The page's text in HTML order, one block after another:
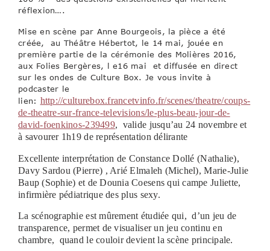
réflexion….
Mise en scène par Anne Bourgeois, la pièce a été
créée, au Théâtre Hébertot, le 14 mai, jouée en
première partie de la cérémonie des Molières 2016,
aux Folies Bergères, l e16 mai et diffusée en direct
sur les ondes de Culture Box. Je vous invite à
podcaster le
lien: http://culturebox.francetvinfo.fr/scenes/theatre/coups-
de-theatre-sur-france-televisions/le-plus-beau-jour-de-
david-foenkinos-239499, valide jusqu’au 24 novembre et
à savourer 1h19 de représentation délirante
Excellente interprétation de Constance Dollé (Nathalie),
Davy Sardou (Pierre) , Arié Elmaleh (Michel), Marie-Julie
Baup (Sophie) et de Dounia Coesens qui campe Juliette,
infirmière pédiatrique des plus sexy.
La scénographie est mûrement étudiée qui, d’un jeu de
transparence, permet de visualiser un jeu continu en
chambre, quand le couloir devient la scène principale.